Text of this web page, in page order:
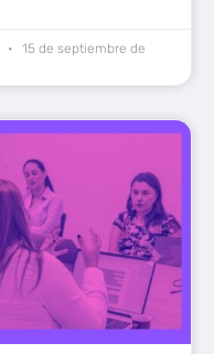
15 de septiembre de